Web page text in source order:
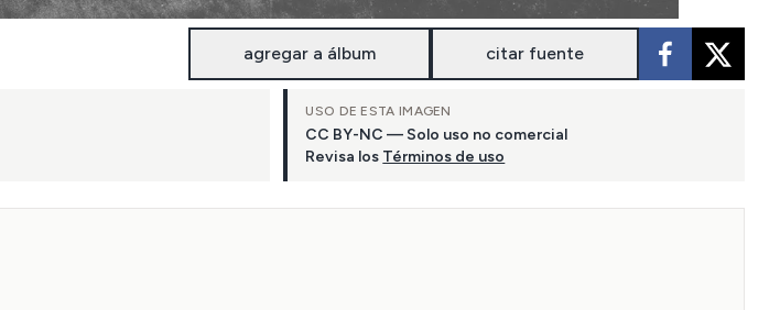
agregar a álbum citar fuente
USO DE ESTA IMAGEN
CC BY-NC — Solo uso no comercial
Revisa los Términos de uso